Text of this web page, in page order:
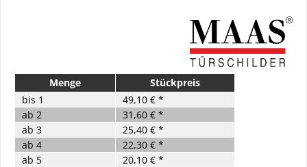
Menge
Stückpreis
bis 1
49,10 € *
ab 2
31,60 € *
ab 3
25,40 € *
ab 4
22,30 € *
ab 5
20,10 € *